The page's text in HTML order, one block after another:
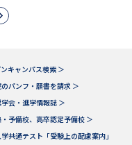
キャンパス検索 ＞
パンフ・願書を請求 ＞
会・進学情報誌 ＞
予備校、高卒認定予備校 ＞
共通テスト「受験上の配慮案内」